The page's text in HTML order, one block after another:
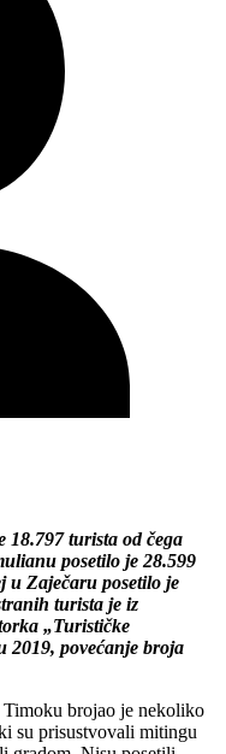
18.797 turista od čega
posetilo je 28.599
u Zaječaru posetilo je
turista je iz
„Turističke
2019, povećanje broja
Timoku brojao je nekoliko
su prisustvovali mitingu